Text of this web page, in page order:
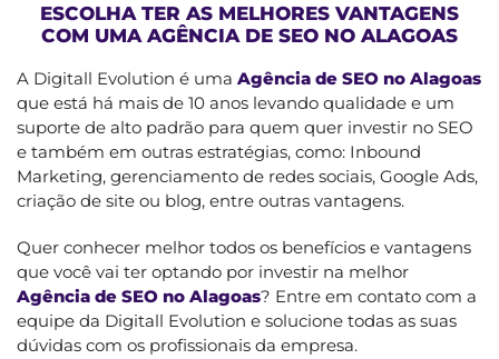
ESCOLHA TER AS MELHORES VANTAGENS
COM UMA AGÊNCIA DE SEO NO ALAGOAS
A Digitall Evolution é uma Agência de SEO no Alagoas
que está há mais de 10 anos levando qualidade e um
suporte de alto padrão para quem quer investir no SEO
e também em outras estratégias, como: Inbound
Marketing, gerenciamento de redes sociais, Google Ads,
criação de site ou blog, entre outras vantagens.
Quer conhecer melhor todos os benefícios e vantagens
que você vai ter optando por investir na melhor
Agência de SEO no Alagoas? Entre em contato com a
equipe da Digitall Evolution e solucione todas as suas
dúvidas com os profissionais da empresa.